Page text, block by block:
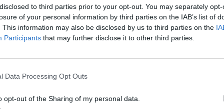
to third parties prior to your opt-out. You may separately
of your personal information by third parties on the IAB’s list of
This information may also be disclosed by us to third parties on the
Participants that may further disclose it to other third parties.
Data Processing Opt Outs
opt-out of the Sharing of my personal data.
l’installazione di 15 metri delTerzo
ideato da Michelangelo Pistoletto, ma
Montelupo.
doveFederica Pretoha sviluppato il progetto
oggetti quotidiani”.